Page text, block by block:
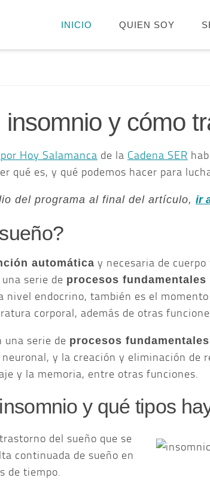
INICIO QUIEN SOY
insomnio y cómo
Hoy Salamanca de la Cadena SER
qué es, y qué podemos hacer para
del programa al final del artículo, ir
automática y necesaria de
serie de procesos
nivel endocrino, también es el
corporal, además de otras
una serie de procesos fundamentales
y la creación y eliminación de
y la memoria, entre otras funciones.
y qué tipos
del sueño que se
continuada de sueño en
de tiempo.